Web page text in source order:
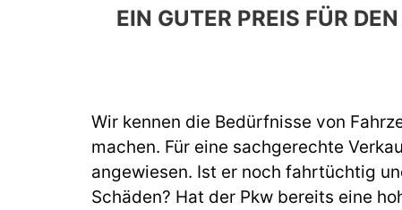
EIN GUTER PREIS FÜR
Wir kennen die Bedürfnisse von
machen. Für eine sachgerechte
angewiesen. Ist er noch fahrtüchtig
Schäden? Hat der Pkw bereits eine